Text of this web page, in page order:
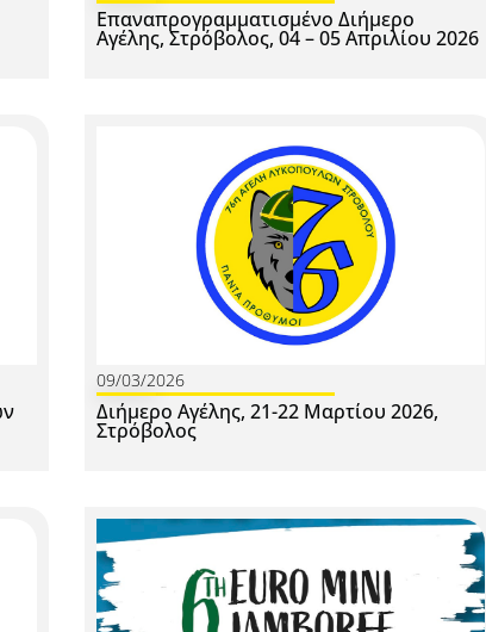
Επαναπρογραμματισμένο Διήμερο
Αγέλης, Στρόβολος, 04 – 05 Απριλίου 2026
09/03/2026
Διήμερο Αγέλης, 21-22 Μαρτίου 2026,
Στρόβολος